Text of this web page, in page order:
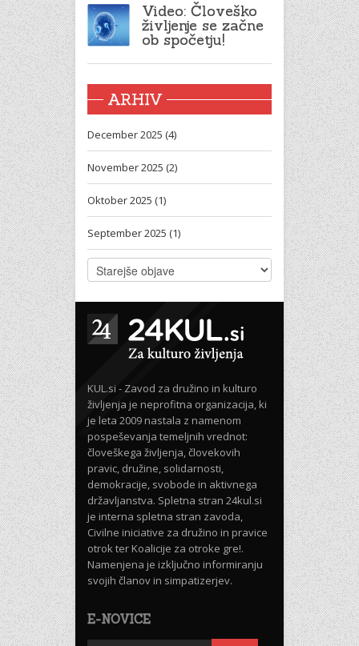
Video: Človeško
življenje se začne
ob spočetju!
ARHIV
December 2025 (4)
November 2025 (2)
Oktober 2025 (1)
September 2025 (1)
KUL.si - Zavod za družino in kulturo
življenja je neprofitna organizacija, ki
je leta 2009 nastala z namenom
pospeševanja temeljnih vrednot:
človeškega življenja, človekovih
pravic, družine, solidarnosti,
demokracije, svobode in aktivnega
državljanstva. Spletna stran 24kul.si
je interna spletna stran zavoda,
Civilne iniciative za družino in pravice
otrok ter Koalicije za otroke gre!.
Namenjena je izključno informiranju
svojih članov in simpatizerjev.
E-NOVICE